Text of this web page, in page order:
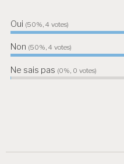
Oui 50%, 4votes
Non 50%, 4votes
Ne sais pas 0%, 0votes